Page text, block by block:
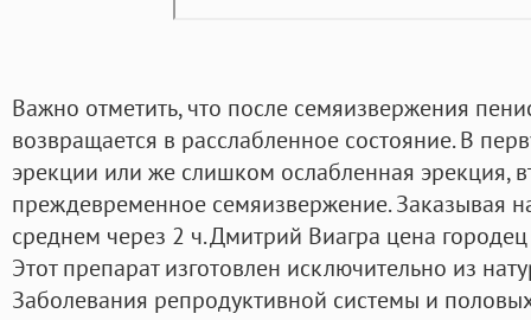
Важно отметить, что после семяизвержения
возвращается в расслабленное состояние. В
эрекции или же слишком ослабленная эрекция,
преждевременное семяизвержение. Заказывая
среднем через 2 ч. Дмитрий Виагра цена
Этот препарат изготовлен исключительно из
Заболевания репродуктивной системы и